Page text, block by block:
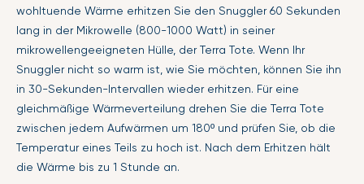
wohltuende Wärme erhitzen Sie den Snuggler 60 Sekunden
lang in der Mikrowelle (800-1000 Watt) in seiner
mikrowellengeeigneten Hülle, der Terra Tote. Wenn Ihr
Snuggler nicht so warm ist, wie Sie möchten, können Sie ihn
in 30-Sekunden-Intervallen wieder erhitzen. Für eine
gleichmäßige Wärmeverteilung drehen Sie die Terra Tote
zwischen jedem Aufwärmen um 180º und prüfen Sie, ob die
Temperatur eines Teils zu hoch ist. Nach dem Erhitzen hält
die Wärme bis zu 1 Stunde an.